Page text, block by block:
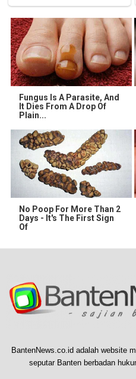
Fungus Is A Parasite, And
It Dies From A Drop Of
Plain...
No Poop For More Than 2
Days - It's The First Sign
Of
BantenNews.co.id adalah website
seputar Banten berbadan